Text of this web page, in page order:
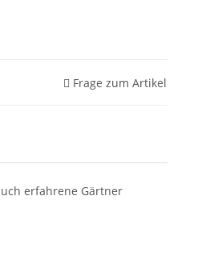
Frage zum Artikel
erfahrene Gärtner